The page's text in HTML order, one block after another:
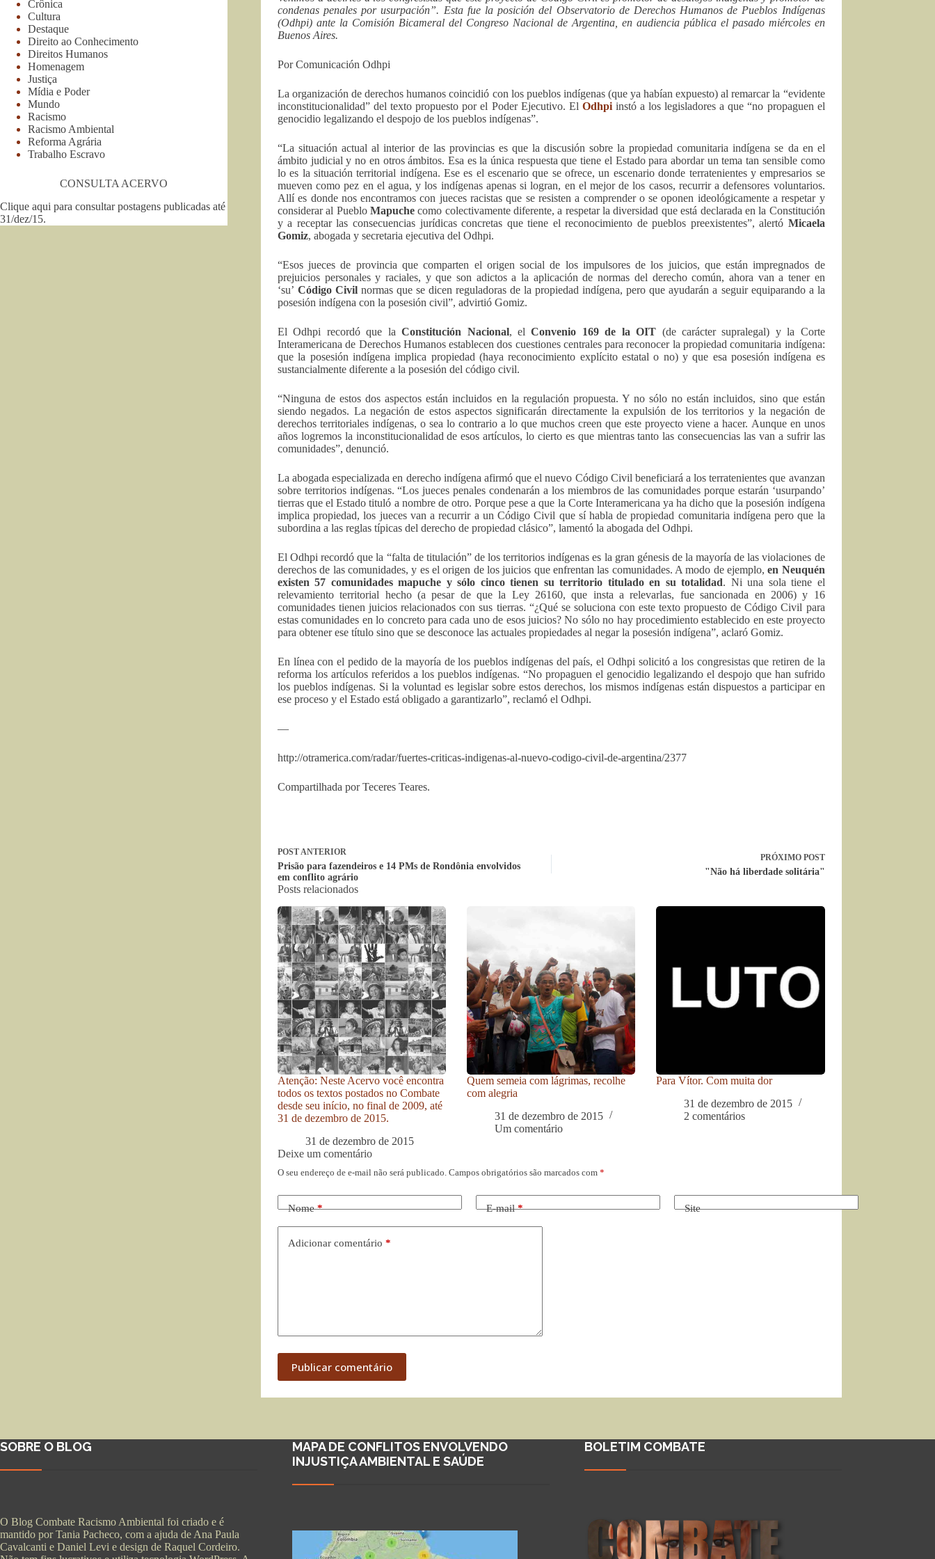
condenas penales por usurpación”. Esta fue la posición del Observatorio de Derechos Humanos de Pueblos Indígenas
(Odhpi) ante la Comisión Bicameral del Congreso Nacional de Argentina, en audiencia pública el pasado miércoles en
Buenos Aires.
Por Comunicación Odhpi
La organización de derechos humanos coincidió con los pueblos indígenas (que ya habían expuesto) al remarcar la “evidente
inconstitucionalidad” del texto propuesto por el Poder Ejecutivo. El Odhpiinstó a los legisladores a que “no propaguen el
genocidio legalizando el despojo de los pueblos indígenas”.
“La situación actual al interior de las provincias es que la discusión sobre la propiedad comunitaria indígena se da en el
ámbito judicial y no en otros ámbitos. Esa es la única respuesta que tiene el Estado para abordar un tema tan sensible como
lo es la situación territorial indígena. Ese es el escenario que se ofrece, un escenario donde terratenientes y empresarios se
mueven como pez en el agua, y los indígenas apenas si logran, en el mejor de los casos, recurrir a defensores voluntarios.
Allí es donde nos encontramos con jueces racistas que se resisten a comprender o se oponen ideológicamente a respetar y
considerar al PuebloMapuche como colectivamente diferente, a respetar la diversidad que está declarada en la Constitución
y a receptar las consecuencias jurídicas concretas que tiene el reconocimiento de pueblos preexistentes”, alertó Micaela
Gomiz, abogada y secretaria ejecutiva del Odhpi.
“Esos jueces de provincia que comparten el origen social de los impulsores de los juicios, que están impregnados de
prejuicios personales y raciales, y que son adictos a la aplicación de normas del derecho común, ahora van a tener en
‘su’ Código Civil normas que se dicen reguladoras de la propiedad indígena, pero que ayudarán a seguir equiparando a la
posesión indígena con la posesión civil”, advirtió Gomiz.
El Odhpi recordó que laConstitución Nacional, elConvenio 169 de la OIT (de carácter supralegal) y la Corte
Interamericana de Derechos Humanos establecen dos cuestiones centrales para reconocer la propiedad comunitaria indígena:
que la posesión indígena implica propiedad (haya reconocimiento explícito estatal o no) y que esa posesión indígena es
sustancialmente diferente a la posesión del código civil.
“Ninguna de estos dos aspectos están incluidos en la regulación propuesta. Y no sólo no están incluidos, sino que están
siendo negados. La negación de estos aspectos significarán directamente la expulsión de los territorios y la negación de
derechos territoriales indígenas, o sea lo contrario a lo que muchos creen que este proyecto viene a hacer. Aunque en unos
años logremos la inconstitucionalidad de esos artículos, lo cierto es que mientras tanto las consecuencias las van a sufrir las
comunidades”, denunció.
La abogada especializada en derecho indígena afirmó que el nuevo Código Civil beneficiará a los terratenientes que avanzan
sobre territorios indígenas. “Los jueces penales condenarán a los miembros de las comunidades porque estarán ‘usurpando’
tierras que el Estado tituló a nombre de otro. Porque pese a que la Corte Interamericana ya ha dicho que la posesión indígena
implica propiedad, los jueces van a recurrir a un Código Civil que sí habla de propiedad comunitaria indígena pero que la
subordina a las reglas típicas del derecho de propiedad clásico”, lamentó la abogada del Odhpi.
El Odhpi recordó que la “falta de titulación” de los territorios indígenas es la gran génesis de la mayoría de las violaciones de
derechos de las comunidades, y es el origen de los juicios que enfrentan las comunidades. A modo de ejemplo,en Neuquén
existen 57 comunidades mapuche y sólo cinco tienen su territorio titulado en su totalidad. Ni una sola tiene el
relevamiento territorial hecho (a pesar de que la Ley 26160, que insta a relevarlas, fue sancionada en 2006) y 16
comunidades tienen juicios relacionados con sus tierras. “¿Qué se soluciona con este texto propuesto de Código Civil para
estas comunidades en lo concreto para cada uno de esos juicios? No sólo no hay procedimiento establecido en este proyecto
para obtener ese título sino que se desconoce las actuales propiedades al negar la posesión indígena”, aclaró Gomiz.
En línea con el pedido de la mayoría de los pueblos indígenas del país, el Odhpi solicitó a los congresistas que retiren de la
reforma los artículos referidos a los pueblos indígenas. “No propaguen el genocidio legalizando el despojo que han sufrido
los pueblos indígenas. Si la voluntad es legislar sobre estos derechos, los mismos indígenas están dispuestos a participar en
ese proceso y el Estado está obligado a garantizarlo”, reclamó el Odhpi.
—
http://otramerica.com/radar/fuertes-criticas-indigenas-al-nuevo-codigo-civil-de-argentina/2377
Compartilhada por Teceres Teares.
POSTANTERIOR
Prisão para fazendeiros e 14 PMs de Rondônia envolvidos
em conflito agrário
PRÓXIMO POST
"Não há liberdade solitária"
Posts relacionados
Atenção: Neste Acervo você encontra
todos os textos postados no Combate
desde seu início, no final de 2009, até
31 de dezembro de 2015.
31 de dezembro de 2015
Quem semeia com lágrimas, recolhe
com alegria
31 de dezembro de 2015
Um comentário
Para Vítor. Com muita dor
31 de dezembro de 2015
2 comentários
Deixe um comentário
O seu endereço de e-mail não será publicado. Campos obrigatórios são marcados com *
Nome* E-mail* Site
Adicionar comentário *
Publicar comentário
Crônica
Cultura
Destaque
Direito ao Conhecimento
Direitos Humanos
Homenagem
Justiça
Mídia e Poder
Mundo
Racismo
Racismo Ambiental
Reforma Agrária
Trabalho Escravo
CONSULTA ACERVO
Clique aqui para consultar postagens publicadas até
31/dez/15.
SOBRE O BLOG
O Blog Combate Racismo Ambiental foi criado e é
mantido por Tania Pacheco, com a ajuda de Ana Paula
Cavalcanti e Daniel Levi e design de Raquel Cordeiro.
MAPA DE CONFLITOS ENVOLVENDO
INJUSTIÇA AMBIENTAL E SAÚDE
BOLETIM COMBATE